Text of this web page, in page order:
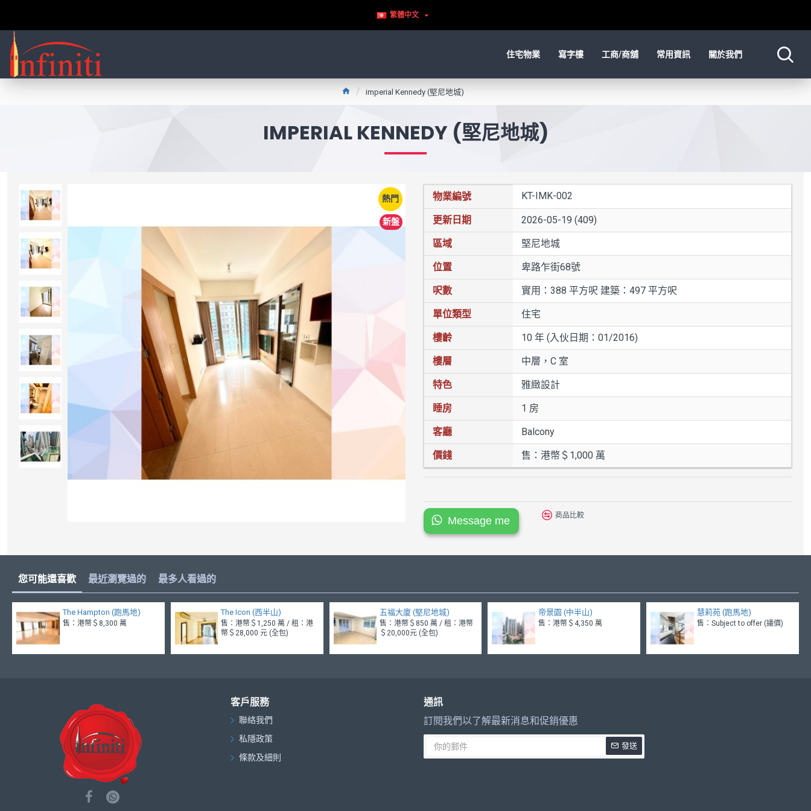
繁體中文
住宅物業 寫字樓 工商/商舖 常用資訊 關於我們
imperial Kennedy (堅尼地城)
IMPERIAL KENNEDY (堅尼地城)
熱門
新盤
物業編號 KT-IMK-002
更新日期 2026-05-19 (409)
區域 堅尼地城
位置 卑路乍街68號
呎數 實用：388 平方呎 建築：497 平方呎
單位類型 住宅
樓齡 10 年 (入伙日期：01/2016)
樓層 中層，C 室
特色 雅緻設計
睡房 1 房
客廳 Balcony
價錢 售：港幣＄1,000 萬
Message me 商品比較
您可能還喜歡 最近瀏覽過的 最多人看過的
The Hampton (跑馬地)
售：港幣＄8,300 萬
The Icon (西半山)
售：港幣＄1,250 萬 / 租：港
幣＄28,000 元 (全包)
五福大廈 (堅尼地城)
售：港幣＄850 萬 / 租：港幣
＄20,000元 (全包)
帝景園 (中半山)
售：港幣＄4,350 萬
慧莉苑 (跑馬地)
售：Subject to offer (議價)
客戶服務
聯絡我們
私隱政策
條款及細則
通訊
訂閱我們以了解最新消息和促銷優惠
發送